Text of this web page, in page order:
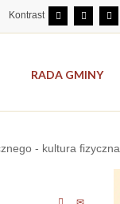
Kontrast
RADA GMINY
- kultura fizyczna